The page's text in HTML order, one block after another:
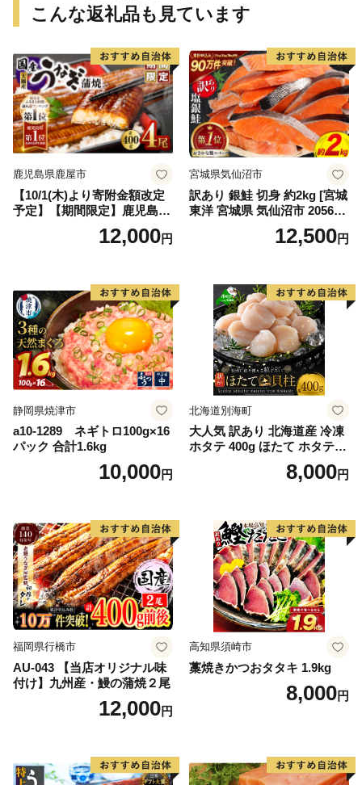
こんな返礼品も見ています
鹿児島県鹿屋市
【10/1(木)より寄附金額改定
予定】【期間限定】鹿児島県
大隅産うなぎ蒲焼4尾（400
g） KN007-02312,000円
宮城県気仙沼市
訳あり 銀鮭 切身 約2kg [宮城
東洋 宮城県 気仙沼市 205649
91] 鮭 魚介類 海鮮 訳アリ 規
格外 不揃い さけ サケ 鮭切身
切り身 魚 わけあり
12,500円
静岡県焼津市
a10-1289 ネギトロ100g×16
パック 合計1.6kg
10,000円
北海道別海町
大人気 訳あり 北海道産 冷凍
ホタテ 400g ほたて ホタテ
8,000円
福岡県行橋市
AU-043 【当店オリジナル味
付け】九州産・鰻の蒲焼２尾
12,000円
高知県須崎市
藁焼きかつおタタキ 1.9kg
8,000円